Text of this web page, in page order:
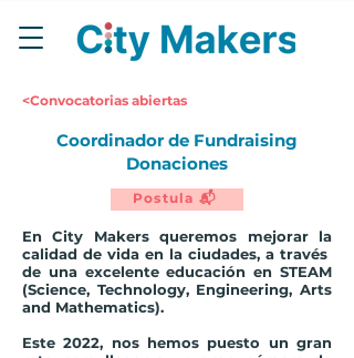
<Convocatorias abiertas
Coordinador de Fundraising
Donaciones
Postula 📬
En City Makers queremos mejorar la
calidad de vida en la ciudades, a través
de una excelente educación en STEAM
(Science, Technology, Engineering, Arts
and Mathematics).
Este 2022, nos hemos puesto un gran